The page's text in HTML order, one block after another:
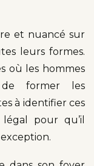
et nuancé sur
leurs formes.
où les hommes
former les
à identifier ces
pour qu’il